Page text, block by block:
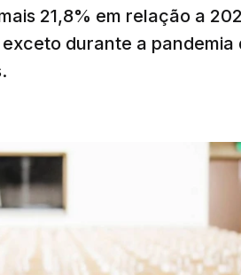
21,8% em relação a
durante a pandemia